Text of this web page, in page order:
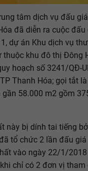
tâm dịch vụ đấu
đã diễn ra cuộc
dự án Khu dịch vụ
thuộc khu đô thị Đông
hoạch số 3241/QĐ-
Thanh Hóa; gọi tắt
58.000 m2 gồm
này bị dính tai tiếng
tổ chức 2 lần đấu
vào ngày 22/1/
chỉ có 2 đơn vị